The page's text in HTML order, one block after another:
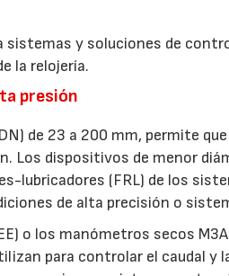
y soluciones de
la relojería.
presión
de 23 a 200 mm, permite
Los dispositivos de menor
lubricadores (FRL) de los
de alta precisión o
o los manómetros secos
para controlar el caudal y